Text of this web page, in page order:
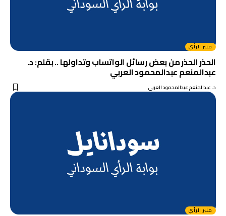
منبر الرأي
الحذر الحذر من بعض رسائل الواتساب وتداولها .. بقلم: د.
عبدالمنعم عبدالمحمود العربي
د. عبدالمنعم عبدالمحمود العربي
منبر الرأي